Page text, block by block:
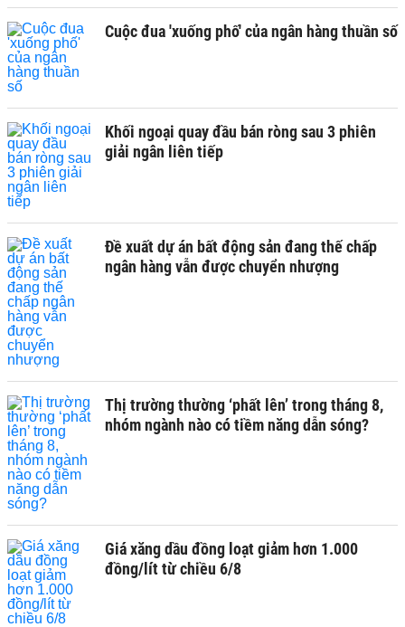
Cuộc đua 'xuống phố' của ngân hàng thuần số
Khối ngoại quay đầu bán ròng sau 3 phiên
giải ngân liên tiếp
Đề xuất dự án bất động sản đang thế chấp
ngân hàng vẫn được chuyển nhượng
Thị trường thường ‘phất lên’ trong tháng 8,
nhóm ngành nào có tiềm năng dẫn sóng?
Giá xăng dầu đồng loạt giảm hơn 1.000
đồng/lít từ chiều 6/8